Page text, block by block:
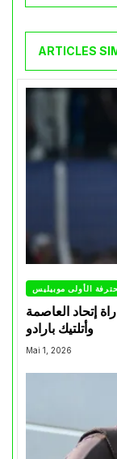
ARTICLES
الأولى موبيليس
إتحاد العاصمة
وأتلتيك بارادو
Mai 1, 2026